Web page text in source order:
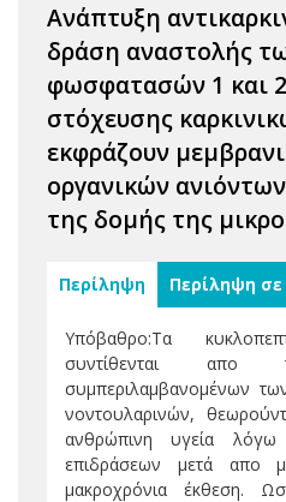
Ανάπτυξη
δράση αναστολής
φωσφατασών 1 και
στόχευσης
εκφράζουν
οργανικών
της δομής της
Περίληψη Περίληψη
Υπόβαθρο:Τα
συντίθενται απο
συµπεριλαµβανοµένων
νοντουλαρινών,
ανθρώπινη υγεία λόγω
επιδράσεων µετά απο
µακροχρόνια έκθεση.